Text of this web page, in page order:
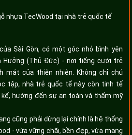
nhựa TecWood tại nhà trẻ quốc tế
Sài Gòn, có một góc nhỏ bình yên
Hưởng (Thủ Đức) - nơi tiếng cười trẻ
mát của thiên nhiên. Không chỉ chú
tập, nhà trẻ quốc tế này còn tinh tế
hướng đến sự an toàn và thẩm mỹ
cũng phải dừng lại chính là hệ thống
- vừa vững chãi, bền đẹp, vừa mang